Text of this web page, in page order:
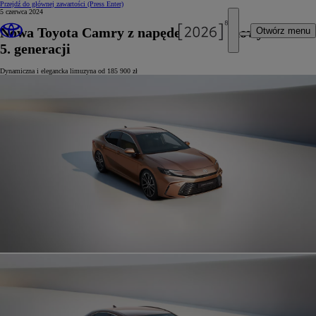
Przejdź do głównej zawartości (Press Enter)
Otwórz menu
5 czerwca 2024
Nowa Toyota Camry z napędem hybrydowym
5. generacji
Dynamiczna i elegancka limuzyna od 185 900 zł